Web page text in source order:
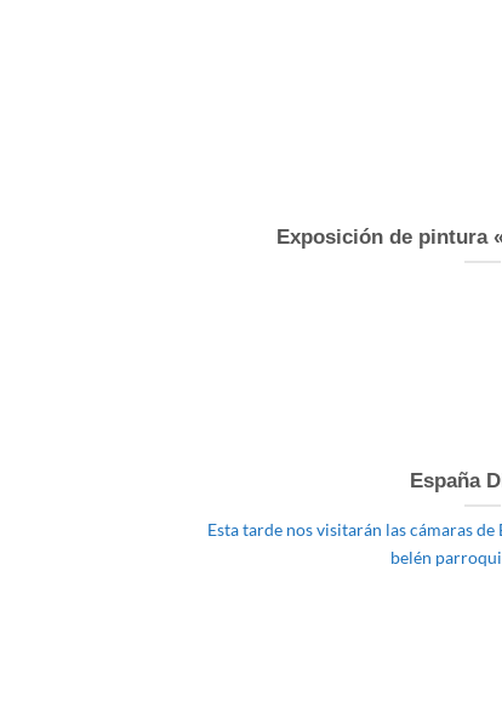
Exposición de pintura
España
Esta tarde nos visitarán las cámaras
belén